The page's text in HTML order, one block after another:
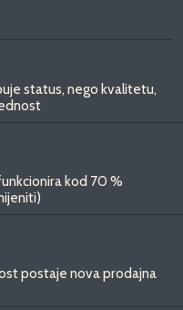
status, nego kvalitetu,
kod 70 %
postaje nova prodajna